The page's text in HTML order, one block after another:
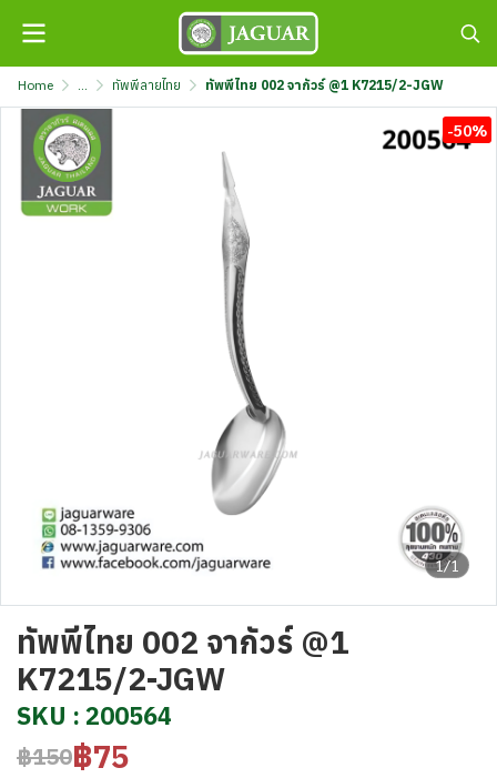
Home ... ทัพพีลายไทย ทัพพีไทย 002 จากัวร์ @1 K7215/2-JGW
1/1
-50%
ทัพพีไทย 002 จากัวร์ @1
K7215/2-JGW
SKU : 200564
฿150฿75